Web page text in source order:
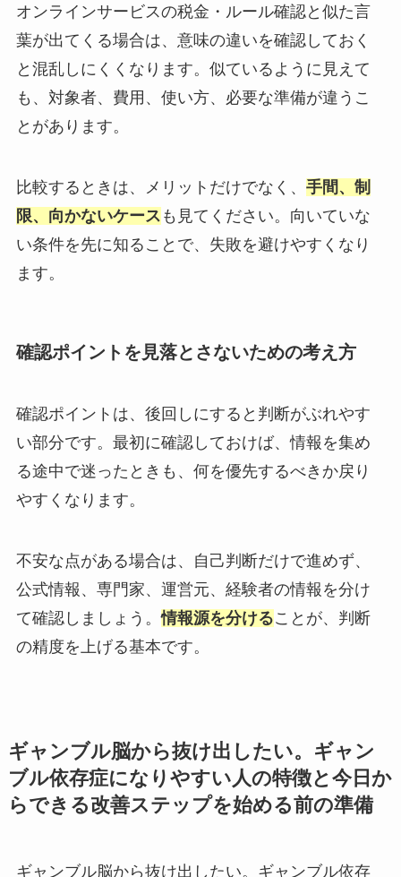
オンラインサービスの税金・ルール確認と似た言
葉が出てくる場合は、意味の違いを確認しておく
と混乱しにくくなります。似ているように見えて
も、対象者、費用、使い方、必要な準備が違うこ
とがあります。
比較するときは、メリットだけでなく、 手間、制
限、向かないケース も見てください。向いていな
い条件を先に知ることで、失敗を避けやすくなり
ます。
確認ポイントを見落とさないための考え方
確認ポイントは、後回しにすると判断がぶれやす
い部分です。最初に確認しておけば、情報を集め
る途中で迷ったときも、何を優先するべきか戻り
やすくなります。
不安な点がある場合は、自己判断だけで進めず、
公式情報、専門家、運営元、経験者の情報を分け
て確認しましょう。情報源を分けることが、判断
の精度を上げる基本です。
ギャンブル脳から抜け出したい。ギャン
ブル依存症になりやすい人の特徴と今日か
らできる改善ステップを始める前の準備
ギャンブル脳から抜け出したい。ギャンブル依存